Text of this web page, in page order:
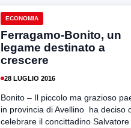
ECONOMIA
Ferragamo-Bonito, un
legame destinato a
crescere
28 LUGLIO 2016
Bonito – Il piccolo ma grazioso
in provincia di Avellino ha deciso
celebrare il concittadino Salvatore